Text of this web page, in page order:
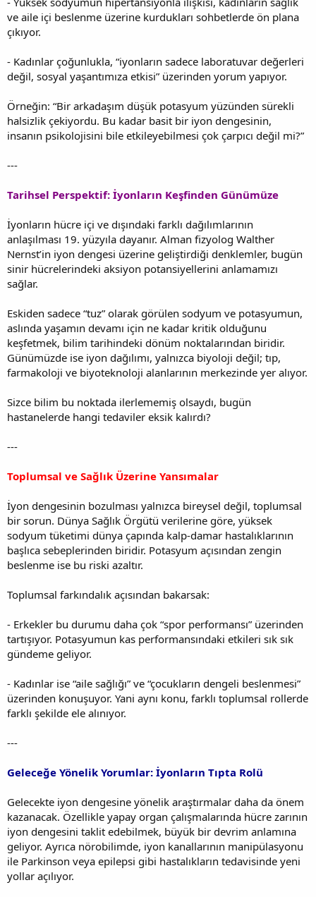
ve aile içi beslenme üzerine kurdukları sohbetlerde ön plana
çıkıyor.
- Kadınlar çoğunlukla, “iyonların sadece laboratuvar değerleri
değil, sosyal yaşantımıza etkisi” üzerinden yorum yapıyor.
Örneğin: “Bir arkadaşım düşük potasyum yüzünden sürekli
halsizlik çekiyordu. Bu kadar basit bir iyon dengesinin,
insanın psikolojisini bile etkileyebilmesi çok çarpıcı değil mi?”
---
Tarihsel Perspektif: İyonların Keşfinden Günümüze
İyonların hücre içi ve dışındaki farklı dağılımlarının
anlaşılması 19. yüzyıla dayanır. Alman fizyolog Walther
Nernst’in iyon dengesi üzerine geliştirdiği denklemler, bugün
sinir hücrelerindeki aksiyon potansiyellerini anlamamızı
sağlar.
Eskiden sadece “tuz” olarak görülen sodyum ve potasyumun,
aslında yaşamın devamı için ne kadar kritik olduğunu
keşfetmek, bilim tarihindeki dönüm noktalarından biridir.
Günümüzde ise iyon dağılımı, yalnızca biyoloji değil; tıp,
farmakoloji ve biyoteknoloji alanlarının merkezinde yer alıyor.
Sizce bilim bu noktada ilerlememiş olsaydı, bugün
hastanelerde hangi tedaviler eksik kalırdı?
---
Toplumsal ve Sağlık Üzerine Yansımalar
İyon dengesinin bozulması yalnızca bireysel değil, toplumsal
bir sorun. Dünya Sağlık Örgütü verilerine göre, yüksek
sodyum tüketimi dünya çapında kalp-damar hastalıklarının
başlıca sebeplerinden biridir. Potasyum açısından zengin
beslenme ise bu riski azaltır.
Toplumsal farkındalık açısından bakarsak:
- Erkekler bu durumu daha çok “spor performansı” üzerinden
tartışıyor. Potasyumun kas performansındaki etkileri sık sık
gündeme geliyor.
- Kadınlar ise “aile sağlığı” ve “çocukların dengeli beslenmesi”
üzerinden konuşuyor. Yani aynı konu, farklı toplumsal rollerde
farklı şekilde ele alınıyor.
---
Geleceğe Yönelik Yorumlar: İyonların Tıpta Rolü
Gelecekte iyon dengesine yönelik araştırmalar daha da önem
kazanacak. Özellikle yapay organ çalışmalarında hücre zarının
iyon dengesini taklit edebilmek, büyük bir devrim anlamına
geliyor. Ayrıca nörobilimde, iyon kanallarının manipülasyonu
ile Parkinson veya epilepsi gibi hastalıkların tedavisinde yeni
yollar açılıyor.